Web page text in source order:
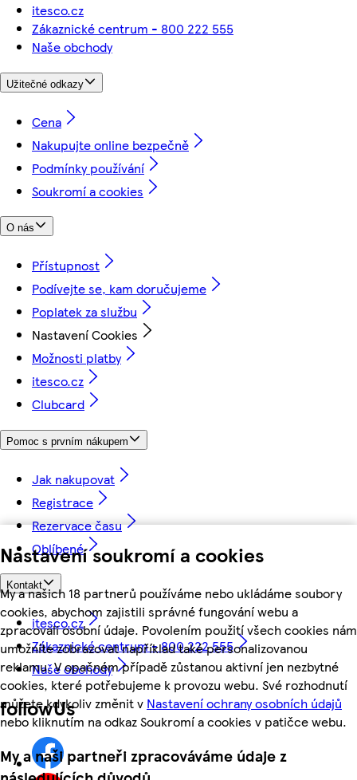
Nastavení soukromí a cookies
My a našich 18 partnerů používáme nebo ukládáme soubory
cookies, abychom zajistili správné fungování webu a
zpracovali osobní údaje. Povolením použití všech cookies nám
umožníte zobrazovat například také personalizovanou
reklamu. V opačném případě zůstanou aktivní jen nezbytné
cookies, které potřebujeme k provozu webu. Své rozhodnutí
můžete kdykoliv změnit v Nastavení ochrany osobních údajů
nebo kliknutím na odkaz Soukromí a cookies v patičce webu.
My a naši partneři zpracováváme údaje z
itesco.cz
Zákaznické centrum - 800 222 555
Naše obchody
Užitečné odkazy
Cena
Nakupujte online bezpečně
Podmínky používání
Soukromí a cookies
O nás
Přístupnost
Podívejte se, kam doručujeme
Poplatek za službu
Nastavení Cookies
Možnosti platby
itesco.cz
Clubcard
Pomoc s prvním nákupem
Jak nakupovat
Registrace
Rezervace času
Oblíbené
Kontakt
itesco.cz
Zákaznické centrum - 800 222 555
Naše obchody
followUs